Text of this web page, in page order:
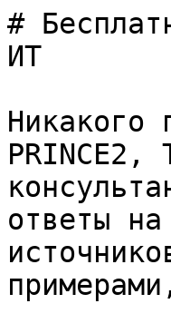
#
ИТ
PRINCE2,
ответы